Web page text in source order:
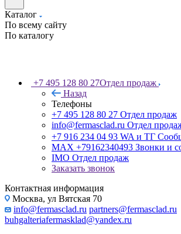
Каталог
По всему сайту
По каталогу
+7 495 128 80 27Отдел продаж
Назад
Телефоны
+7 495 128 80 27 Отдел продаж
info@fermasclad.ru Отдел
+7 916 234 04 93 WA и ТГ
MAX +79162340493 Звонки и
IMO Отдел продаж
Заказать звонок
Контактная информация
Москва, ул Вятская 70
info@fermasclad.ru partners@fermasclad.ru
buhgalteriafermasklad@yandex.ru